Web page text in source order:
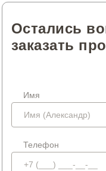
Остались
заказать
Имя
Телефон